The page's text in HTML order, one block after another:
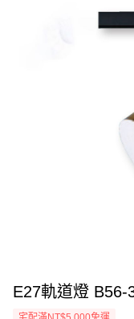
E27軌道燈 B56-